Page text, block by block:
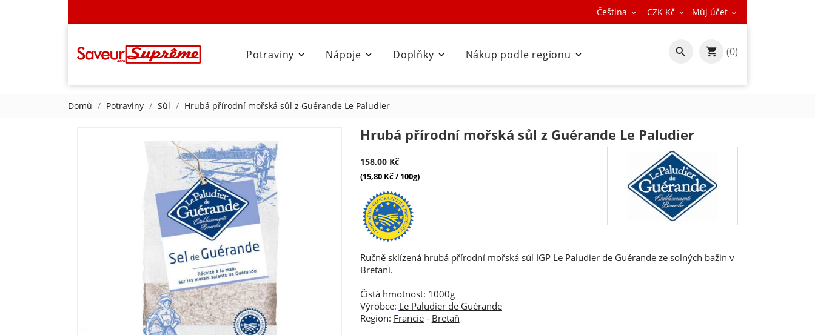
Čeština  CZK Kč  Můj účet 

Potraviny 
Nápoje 
Doplňky 
Nákup podle regionu  (0)
Domů Potraviny Sůl Hrubá přírodní mořská sůl z Guérande Le Paludier
Hrubá přírodní mořská sůl z Guérande Le Paludier
158,00 Kč
(15,80 Kč / 100g)
Ručně sklízená hrubá přírodní mořská sůl IGP Le Paludier de Guérande ze solných bažin v
Bretani.
Čistá hmotnost: 1000g
Výrobce: Le Paludier de Guérande
Region: Francie- Bretaň